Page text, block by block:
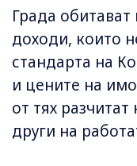
Града
доходи, които
стандарта на
и цените на
от тях
други на